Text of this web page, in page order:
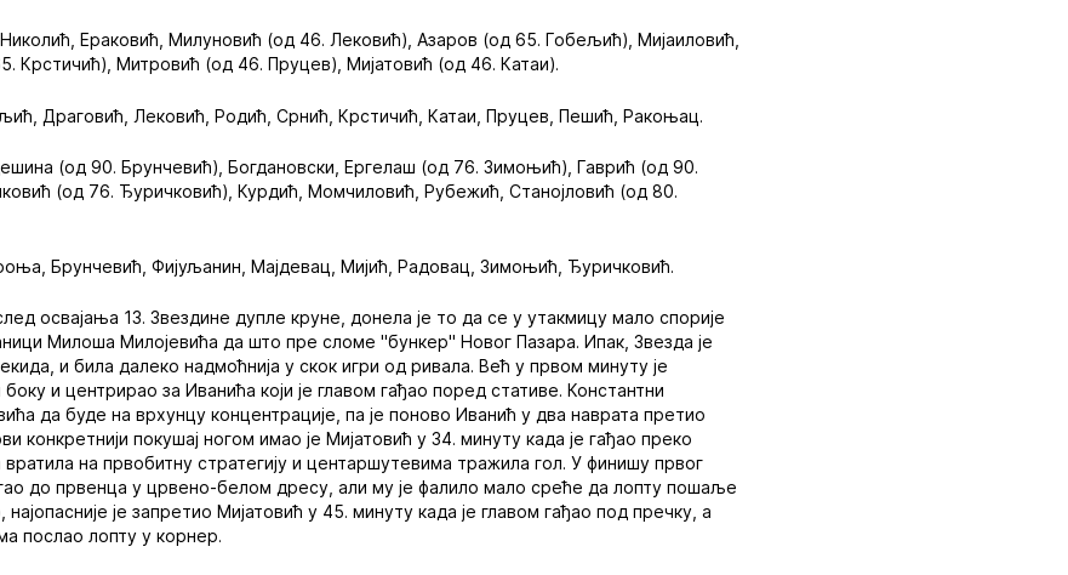
Ераковић, Милуновић (од 46. Лековић), Азаров (од 65. Гобељић), Мијаиловић,
Крстичић), Митровић (од 46. Пруцев), Мијатовић (од 46. Катаи).
Драговић, Лековић, Родић, Срнић, Крстичић, Катаи, Пруцев, Пешић, Ракоњац.
(од 90. Брунчевић), Богдановски, Ергелаш (од 76. Зимоњић), Гаврић (од 90.
(од 76. Ђуричковић), Курдић, Момчиловић, Рубежић, Станојловић (од 80.
Брунчевић, Фијуљанин, Мајдевац, Мијић, Радовац, Зимоњић, Ђуричковић.
освајања 13. Звездине дупле круне, донела је то да се у утакмицу мало спорије
Милоша Милојевића да што пре сломе "бункер" Новог Пазара. Ипак, Звезда је
и била далеко надмоћнија у скок игри од ривала. Већ у првом минуту је
и центрирао за Иванића који је главом гађао поред стативе. Константни
да буде на врхунцу концентрације, па је поново Иванић у два наврата претио
конкретнији покушај ногом имао је Мијатовић у 34. минуту када је гађао преко
на првобитну стратегију и центаршутевима тражила гол. У финишу првог
до првенца у црвено-белом дресу, али му је фалило мало среће да лопту пошаље
је запретио Мијатовић у 45. минуту када је главом гађао под пречку, а
послао лопту у корнер.